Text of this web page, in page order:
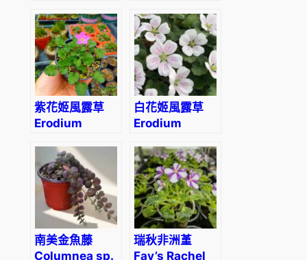
紫花姬風露草
Erodium
白花姬風露草
Erodium
‘Album’
南美金魚藤
Columnea sp.
瑞秋非洲堇
Fay’s Rachel